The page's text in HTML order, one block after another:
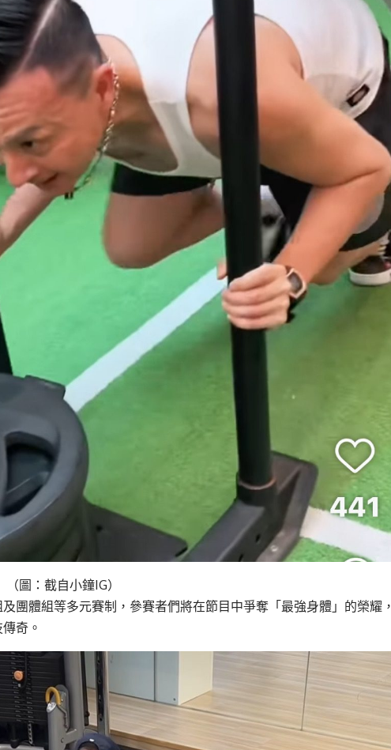
圖：截自小鐘IG）
團體組等多元賽制，參賽者們將在節目中爭奪「最強身體」的榮耀，
奇。